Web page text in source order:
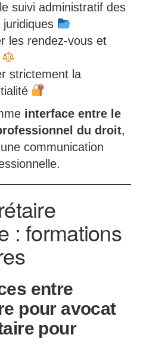
suivi administratif des
les rendez-vous et
strictement la
interface entre le
du droit,
communication
: formations
entre
pour avocat
pour